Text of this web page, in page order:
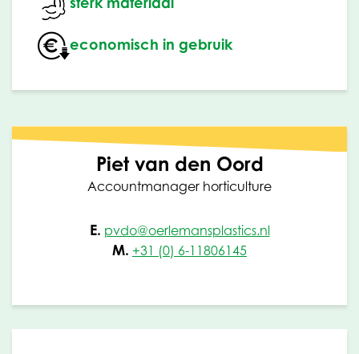
economisch in gebruik
Piet van den Oord
Accountmanager horticulture
E. pvdo@oerlemansplastics.nl
M. +31 (0) 6-11806145